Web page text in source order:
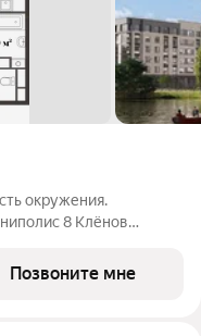
окружения.
8 Клёнов
улиц и шумных
не
Позвоните мне